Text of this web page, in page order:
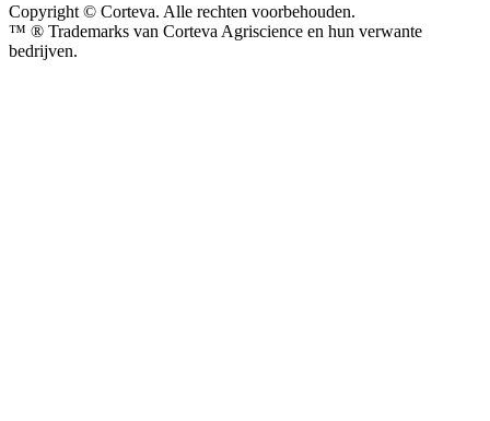
Copyright © Corteva. Alle rechten voorbehouden.
™ ® Trademarks van Corteva Agriscience en hun verwante
bedrijven.